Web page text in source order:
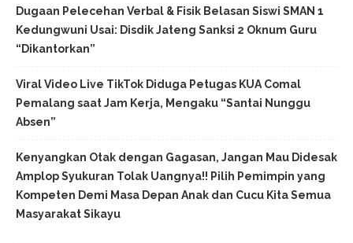
Dugaan Pelecehan Verbal & Fisik Belasan Siswi SMAN 1
Kedungwuni Usai: Disdik Jateng Sanksi 2 Oknum Guru
“Dikantorkan”
Viral Video Live TikTok Diduga Petugas KUA Comal
Pemalang saat Jam Kerja, Mengaku “Santai Nunggu
Absen”
Kenyangkan Otak dengan Gagasan, Jangan Mau Didesak
Amplop Syukuran Tolak Uangnya!! Pilih Pemimpin yang
Kompeten Demi Masa Depan Anak dan Cucu Kita Semua
Masyarakat Sikayu